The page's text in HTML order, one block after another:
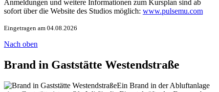
Anmeldungen und weitere Informationen zum Kursplan sind ab
sofort über die Website des Studios möglich: www.pulsemu.com
Eingetragen am 04.08.2026
Nach oben
Brand in Gaststätte Westendstraße
Ein Brand in der Abluftanlage